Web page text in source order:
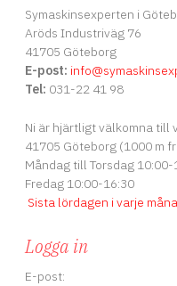
Symaskinsexperten i
Aröds Industriväg 76
41705 Göteborg
E-post: info
Tel: 031-22 41 98
Ni är hjärtligt välkomna till
41705 Göteborg (1000 m
Måndag till Torsdag 10:00-
Fredag 10:00-16:30
Sista lördagen i varje
Logga in
E-post: